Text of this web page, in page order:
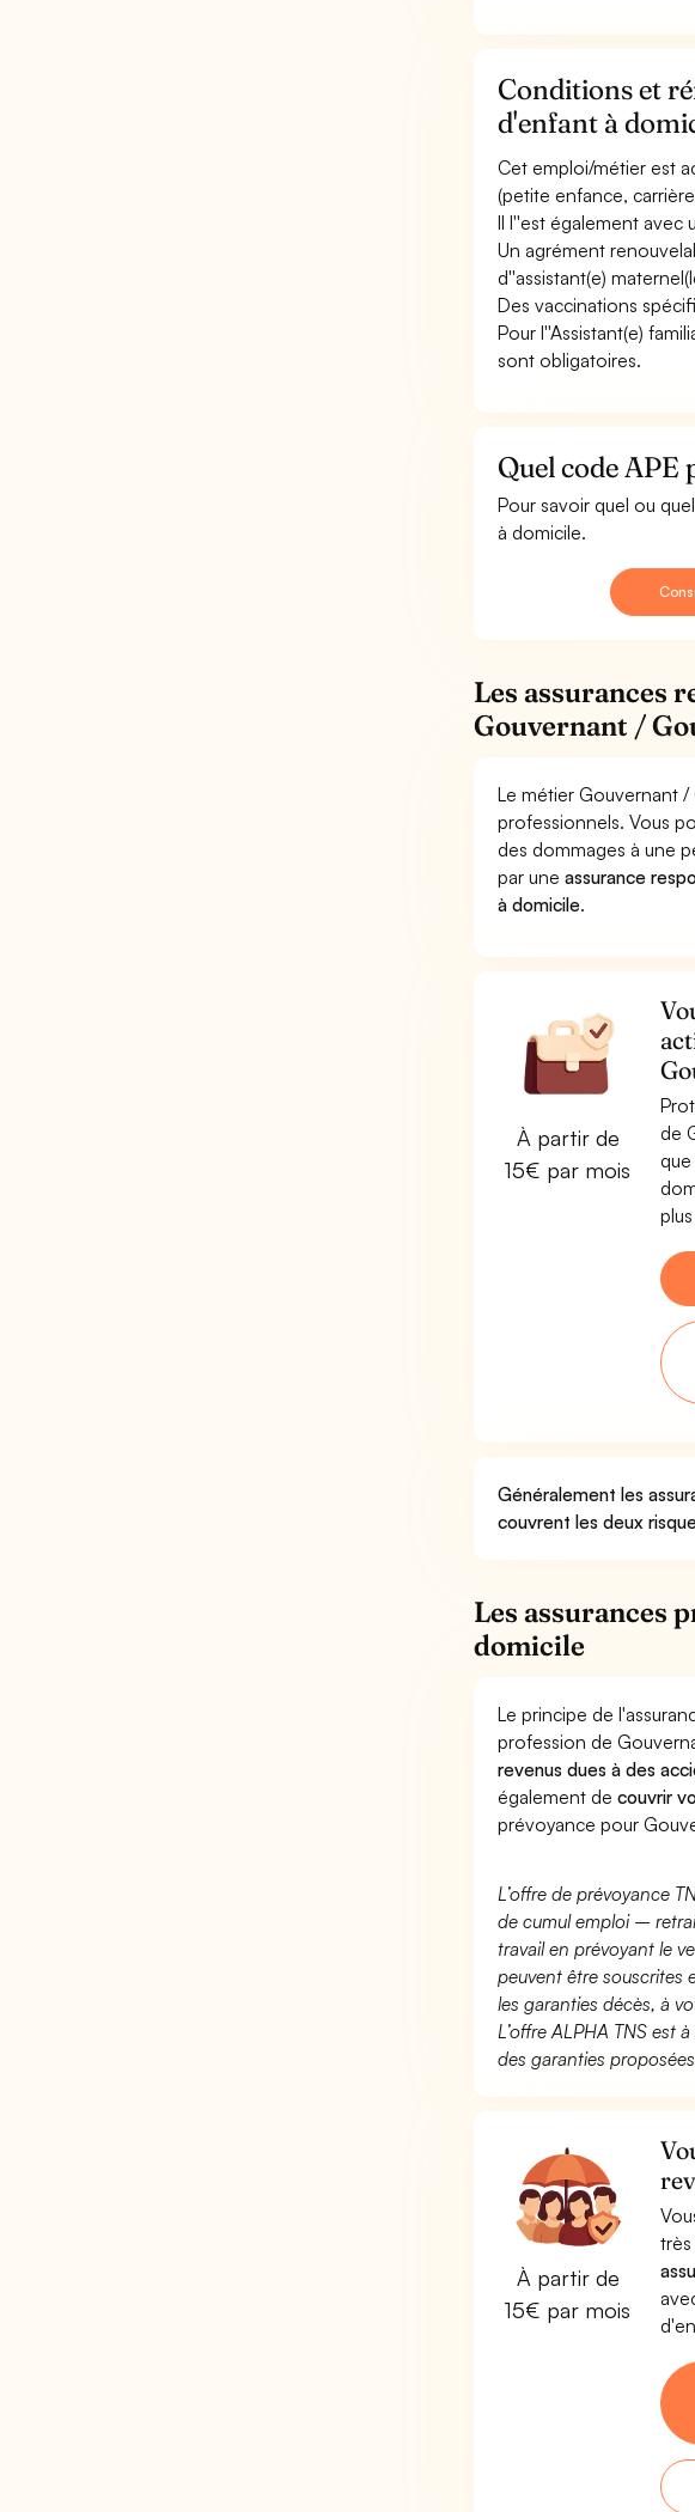
Conditions et
d'enfant à
Cet emploi/métier est
(petite enfance,
Il l''est également avec
Un agrément
d''assistant(e)
Des vaccinations
Pour l''Assistant(e)
sont obligatoires.
Quel code
Pour savoir quel ou
à domicile.
Les assurances
Gouvernant /
Le métier Gouvernant
professionnels. Vous
des dommages à une
par uneassurance
à domicile.
À partir de
15€ par mois
de
Généralement les
couvrent les deux
Les assurances
domicile
Le principe de
profession de
revenus dues à des
également decouvrir
prévoyance pour
L’offre de prévoyance
de cumul emploi –
travail en prévoyant le
peuvent être souscrites
les garanties décès, à
L’offre ALPHA TNS est
des garanties
À partir de
15€ par mois